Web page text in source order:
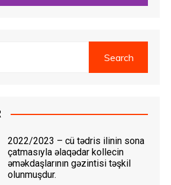
2022/2023 – cü tədris ilinin sona
çatmasıyla əlaqədar kollecin
əməkdaşlarının gəzintisi təşkil
olunmuşdur.